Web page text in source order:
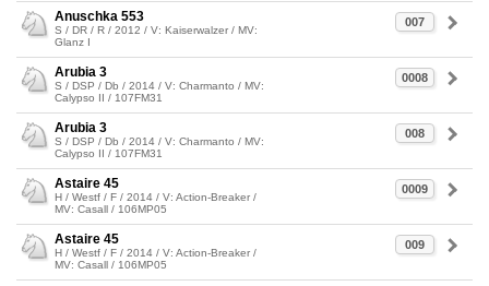
007
Anuschka 553
S / DR / R / 2012 / V: Kaiserwalzer / MV:
Glanz I
0008
Arubia 3
S / DSP / Db / 2014 / V: Charmanto / MV:
Calypso II / 107FM31
008
Arubia 3
S / DSP / Db / 2014 / V: Charmanto / MV:
Calypso II / 107FM31
0009
Astaire 45
H / Westf / F / 2014 / V: Action-Breaker /
MV: Casall / 106MP05
009
Astaire 45
H / Westf / F / 2014 / V: Action-Breaker /
MV: Casall / 106MP05